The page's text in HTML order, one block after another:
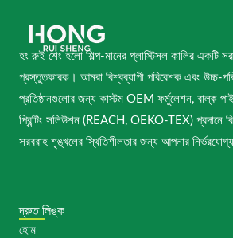
হং রুই শেং হলো শিল্প-মানের প্লাস্টিসল কালির একটি
প্রস্তুতকারক। আমরা বিশ্বব্যাপী পরিবেশক এবং উচ্চ-
প্রতিষ্ঠানগুলোর জন্য কাস্টম OEM ফর্মুলেশন, বাল্ক
প্রিন্টিং সলিউশন (REACH, OEKO-TEX) প্রদানে
সরবরাহ শৃঙ্খলের স্থিতিশীলতার জন্য আপনার
দ্রুত লিঙ্ক
হোম